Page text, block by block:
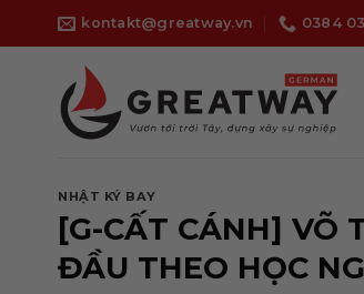
qua
kontakt@greatway.vn 0384
NHẬT KÝ BAY
[G-CẤT CÁNH] VÕ
ĐẦU THEO HỌC